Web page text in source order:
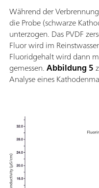
Während der
die Probe (schwarze
unterzogen. Das PVDF
Fluor wird im
Fluoridgehalt wird dann
gemessen.Abbildung 5
Analyse eines